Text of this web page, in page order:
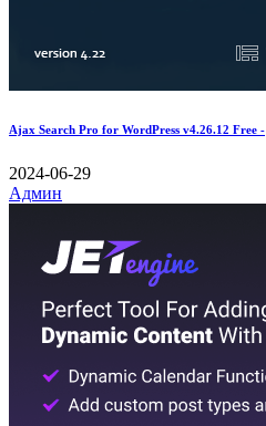
Ajax Search Pro for WordPress v4.26.12 Free -
2024-06-29
Админ